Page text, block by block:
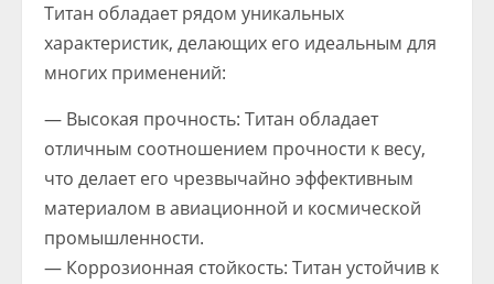
Титан обладает рядом уникальных
характеристик, делающих его идеальным для
многих применений:
— Высокая прочность: Титан обладает
отличным соотношением прочности к весу,
что делает его чрезвычайно эффективным
материалом в авиационной и космической
промышленности.
— Коррозионная стойкость: Титан устойчив к